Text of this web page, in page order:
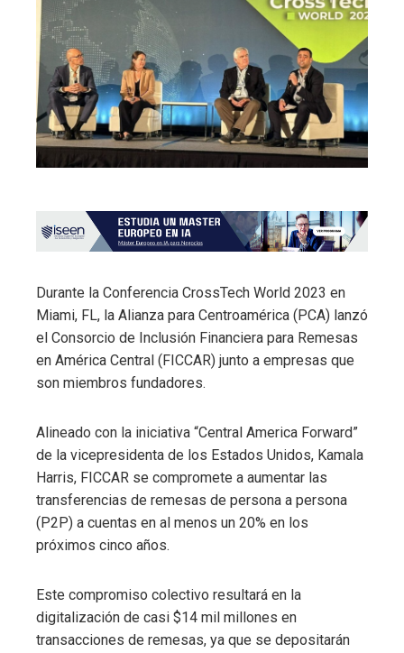
Durante la Conferencia CrossTech World 2023 en
Miami, FL, la Alianza para Centroamérica (PCA) lanzó
el Consorcio de Inclusión Financiera para Remesas
en América Central (FICCAR) junto a empresas que
son miembros fundadores.
Alineado con la iniciativa “Central America Forward”
de la vicepresidenta de los Estados Unidos, Kamala
Harris, FICCAR se compromete a aumentar las
transferencias de remesas de persona a persona
(P2P) a cuentas en al menos un 20% en los
próximos cinco años.
Este compromiso colectivo resultará en la
digitalización de casi $14 mil millones en
transacciones de remesas, ya que se depositarán